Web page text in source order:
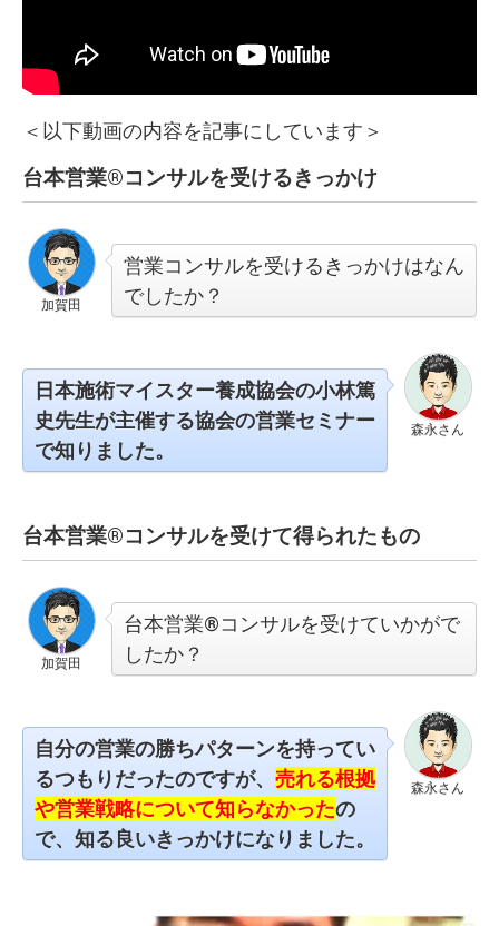
＜以下動画の内容を記事にしています＞
台本営業®︎コンサルを受けるきっかけ
加賀田
営業コンサルを受けるきっかけはなん
でしたか？
森永さん
日本施術マイスター養成協会の小林篤
史先生が主催する協会の営業セミナー
で知りました。
台本営業®︎コンサルを受けて得られたもの
加賀田
台本営業®︎コンサルを受けていかがで
したか？
森永さん
自分の営業の勝ちパターンを持ってい
るつもりだったのですが、 売れる根拠
や営業戦略について知らなかったの
で、知る良いきっかけになりました。